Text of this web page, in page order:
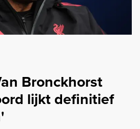
Bronckhorst
lijkt definitief